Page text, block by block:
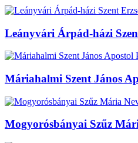
Leányvári Árpád-házi
Máriahalmi Szent János
Mogyorósbányai Szűz